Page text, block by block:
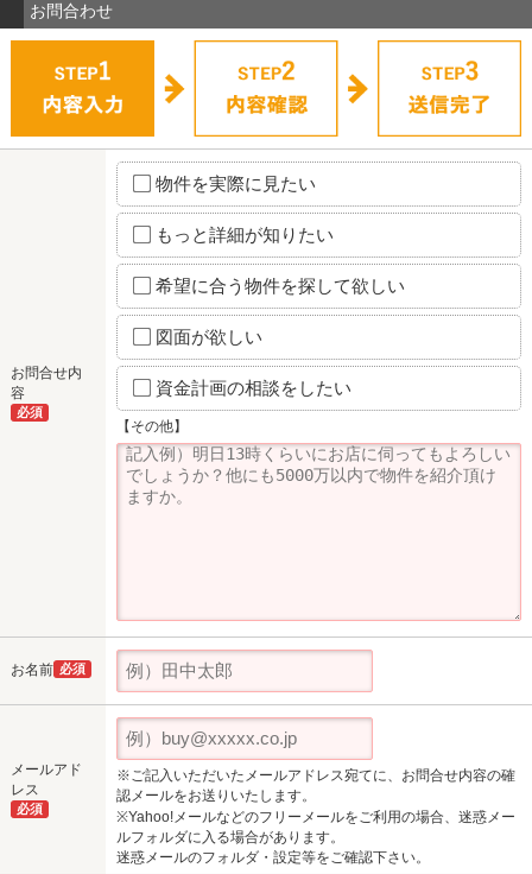
お問合わせ
お問合せ内
容
必須
物件を実際に見たい
もっと詳細が知りたい
希望に合う物件を探して欲しい
図面が欲しい
資金計画の相談をしたい
【その他】
お名前 必須
メールアド
レス
必須
※ご記入いただいたメールアドレス宛てに、お問合せ内容の確
認メールをお送りいたします。
※Yahoo!メールなどのフリーメールをご利用の場合、迷惑メー
ルフォルダに入る場合があります。
迷惑メールのフォルダ・設定等をご確認下さい。